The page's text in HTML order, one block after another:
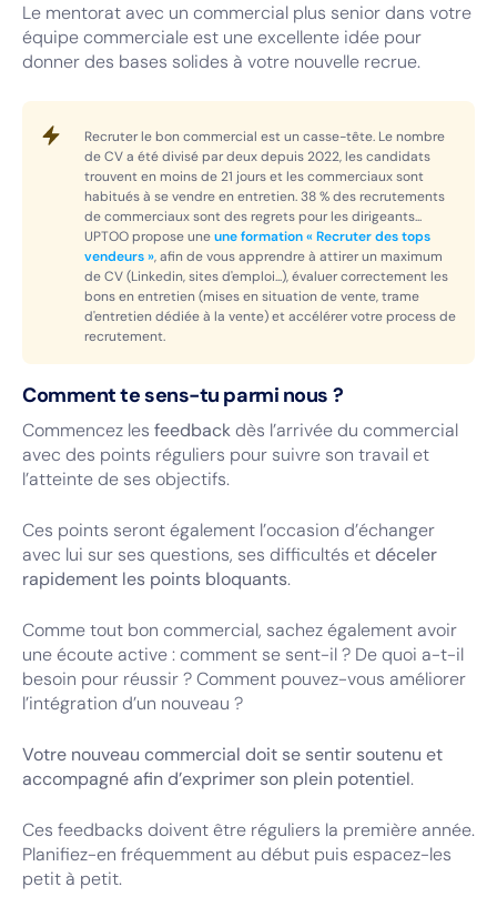
Le mentorat avec un commercial plus senior dans votre
équipe commerciale est une excellente idée pour
donner des bases solides à votre nouvelle recrue.
Recruter le bon commercial est un casse-tête. Le nombre
de CV a été divisé par deux depuis 2022, les candidats
trouvent en moins de 21 jours et les commerciaux sont
habitués à se vendre en entretien. 38 % des recrutements
de commerciaux sont des regrets pour les dirigeants...
UPTOO propose uneune formation « Recruter des tops
vendeurs », afin de vous apprendre à attirer un maximum
de CV (Linkedin, sites d'emploi...), évaluer correctement les
bons en entretien (mises en situation de vente, trame
d'entretien dédiée à la vente) et accélérer votre process de
recrutement.
Comment te sens-tu parmi nous ?
Commencez les feedbackdès l’arrivée du commercial
avec des points réguliers pour suivre son travail et
l’atteinte de ses objectifs.
Ces points seront également l’occasion d’échanger
avec lui sur ses questions, ses difficultés etdéceler
rapidement les points bloquants.
Comme tout bon commercial, sachez également avoir
une écoute active : comment se sent-il ? De quoi a-t-il
besoin pour réussir ? Comment pouvez-vous améliorer
l’intégration d’un nouveau ?
Votre nouveau commercial doit se sentir soutenu et
accompagné afin d’exprimer son plein potentiel.
Ces feedbacks doivent être réguliers la première année.
Planifiez-en fréquemment au début puis espacez-les
petit à petit.